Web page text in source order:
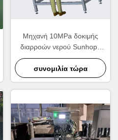
Μηχανή 10MPa δοκιμής
διαρροών νερού Sunhope
θερμοκρασίας δωματίου
συνομιλία τώρα